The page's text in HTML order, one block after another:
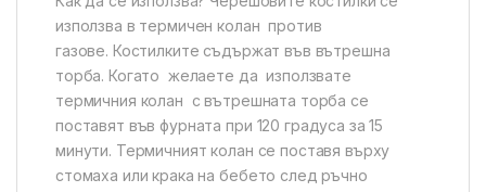
използва в термичен колан против
газове. Костилките съдържат във вътрешна
торба. Когато желаете да използвате
термичния колан с вътрешната торба се
поставят във фурната при 120 градуса за 15
минути. Термичният колан се поставя върху
стомаха или крака на бебето след ръчно